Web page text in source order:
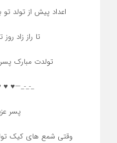
اعداد پیش از تولد
تا راز زاد روز
تولدت مبارک پسر
♥️ ♥️—_-_-_
پسر
وقتی شمع های کیک